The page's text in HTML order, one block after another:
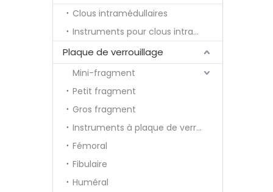
Clous intramédullaires
Instruments pour clous intramédullaires
Plaque de verrouillage
Mini-fragment
Petit fragment
Gros fragment
Instruments à plaque de verrouillage
Fémoral
Fibulaire
Huméral